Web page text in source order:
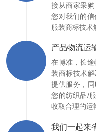
接从商家采购
您对我们的
服装商标技术
产品物流运
在博准，长途
装商标技术
提供服务，
您的纺织品/
收取合理的运
我们一起来